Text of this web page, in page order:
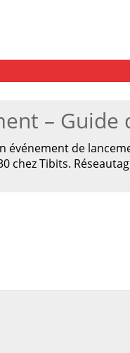
–
événement de
chez Tibits.